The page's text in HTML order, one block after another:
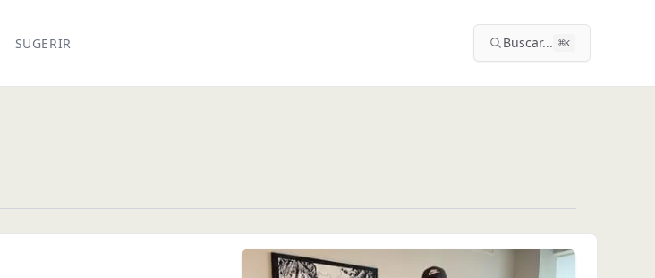
SUGERIR Buscar... ⌘K